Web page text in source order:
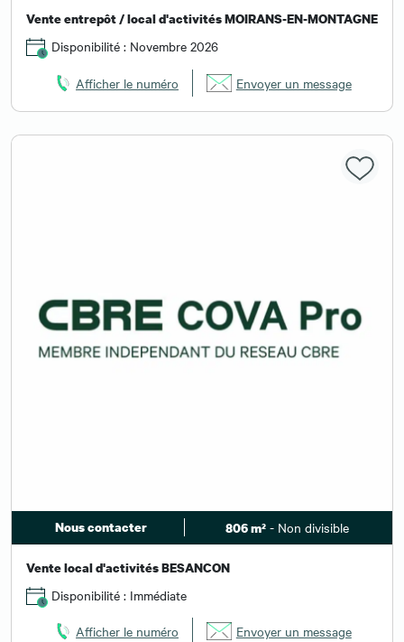
Vente entrepôt / local d'activités MOIRANS-EN-MONTAGNE
Disponibilité : Novembre 2026
Afficher le numéro Envoyer un message
Nous contacter 806 m²- Non divisible
Vente local d'activités BESANCON
Disponibilité : Immédiate
Afficher le numéro Envoyer un message